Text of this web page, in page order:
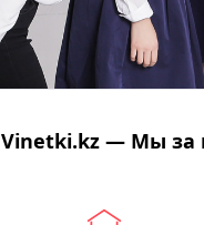
Vinetki.kz — Мы за